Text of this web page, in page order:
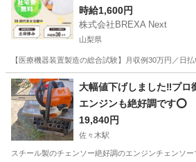
時給1,600円
株式会社BREXA Next
山梨県
【医療機器装置製造の総合試験】月収例30万円／
山梨 その他
大幅値下げしました‼️プロ
エンジンも絶好調です️⭕️
19,840円
佐々木駅
スチール製のチェンソー絶好調のエンジンチェンソ